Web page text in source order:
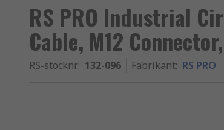
RS PRO Industrial
Cable, M12
RS-stocknr.: 132-096 Fabrikant: RS PRO